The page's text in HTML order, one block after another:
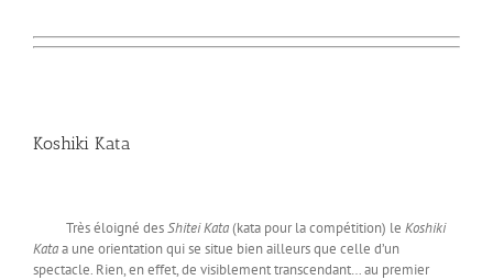
Koshiki Kata
Très éloigné desShitei Kata(kata pour la compétition) le Koshiki
Kataa une orientation qui se situe bien ailleurs que celle d’un
spectacle. Rien, en effet, de visiblement transcendant… au premier